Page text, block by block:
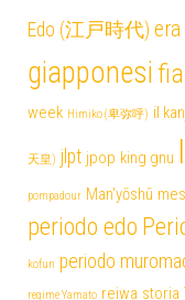
Edo (江戸時代)
giapponesi
week Himiko (卑弥呼) il
天皇) jlpt jpop king gnu
pompadour Man'yōshū
periodo edo
kofun periodo
regime Yamato reiwa storia